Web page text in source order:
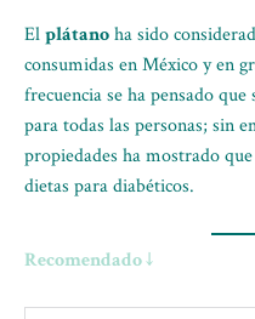
Elplátanoha sido
consumidas en México y en
frecuencia se ha pensado
para todas las personas; sin
propiedades ha mostrado
dietas para diabéticos.
Recomendado ↓